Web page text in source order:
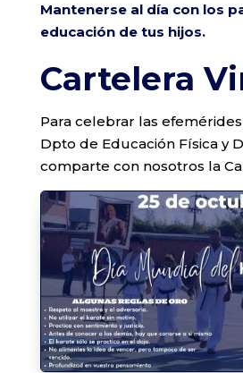
Mantenerse al día con los
educación de tus hijos.
Cartelera
Para celebrar las
Dpto de Educación Física y
comparte con nosotros la